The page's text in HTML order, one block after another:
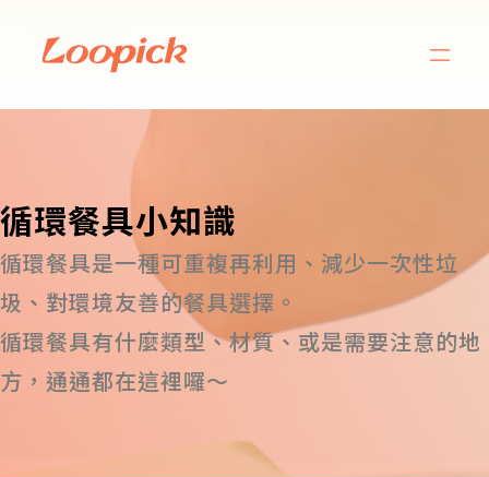
循環餐具小知識
循環餐具是一種可重複再利用、減少一次性垃
圾、對環境友善的餐具選擇。
循環餐具有什麼類型、材質、或是需要注意的地
方，通通都在這裡囉～